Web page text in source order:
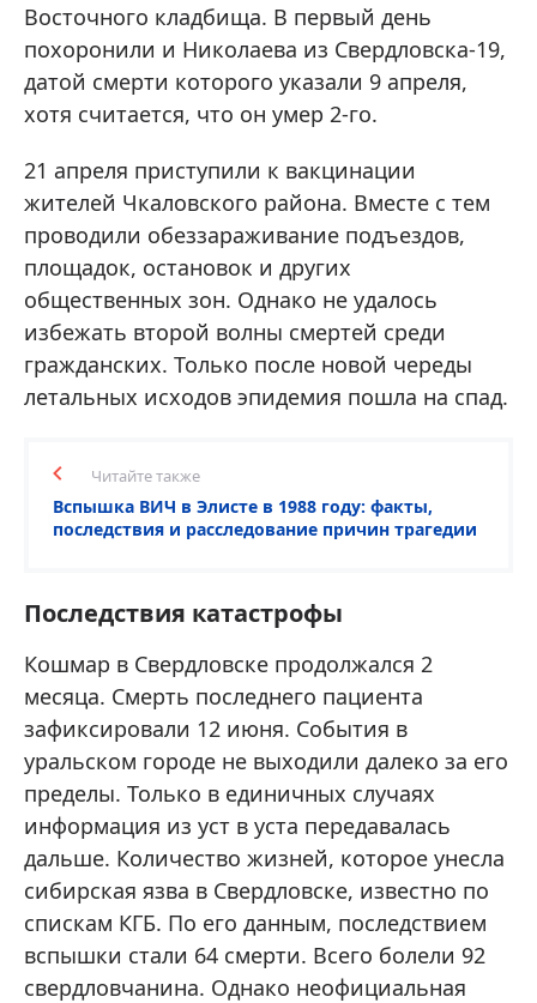
Восточного кладбища. В первый день
похоронили и Николаева из Свердловска-19,
датой смерти которого указали 9 апреля,
хотя считается, что он умер 2-го.
21 апреля приступили к вакцинации
жителей Чкаловского района. Вместе с тем
проводили обеззараживание подъездов,
площадок, остановок и других
общественных зон. Однако не удалось
избежать второй волны смертей среди
гражданских. Только после новой череды
летальных исходов эпидемия пошла на спад.
Читайте также
Вспышка ВИЧ в Элисте в 1988 году: факты,
последствия и расследование причин трагедии
Последствия катастрофы
Кошмар в Свердловске продолжался 2
месяца. Смерть последнего пациента
зафиксировали 12 июня. События в
уральском городе не выходили далеко за его
пределы. Только в единичных случаях
информация из уст в уста передавалась
дальше. Количество жизней, которое унесла
сибирская язва в Свердловске, известно по
спискам КГБ. По его данным, последствием
вспышки стали 64 смерти. Всего болели 92
свердловчанина. Однако неофициальная